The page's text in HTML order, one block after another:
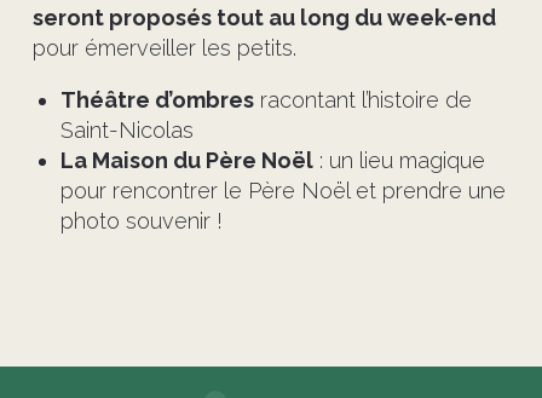
seront proposés tout au long du week-end
pour émerveiller les petits.
Théâtre d’ombresracontant l’histoire de
Saint-Nicolas
La Maison du Père Noël: un lieu magique
pour rencontrer le Père Noël et prendre une
photo souvenir !